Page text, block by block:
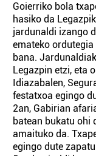
Goierriko bola
hasiko da
jardunaldi izango
emateko
bana.
Legazpin etzi, eta
Idiazabalen,
festatxoa egingo
2an, Gabirian
batean bukatu ohi
amaituko da.
egingo dute